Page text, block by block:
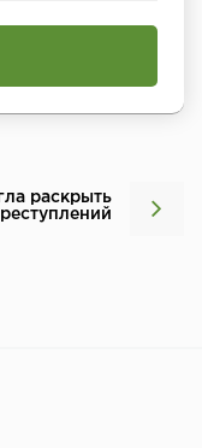
раскрыть